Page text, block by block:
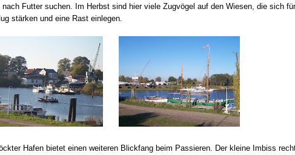
nach Futter suchen. Im Herbst sind hier viele Zugvögel auf den Wiesen, die sich
stärken und eine Rast einlegen.
Hafen bietet einen weiteren Blickfang beim Passieren. Der kleine Imbiss